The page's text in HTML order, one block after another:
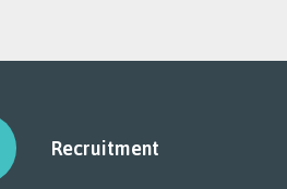
Recruitment